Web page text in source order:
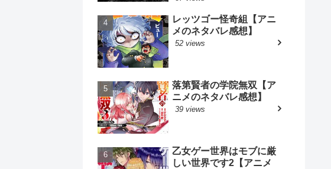
レッツゴー怪奇組【アニ
メのネタバレ感想】
52 views
落第賢者の学院無双【ア
ニメのネタバレ感想】
39 views
乙女ゲー世界はモブに厳
しい世界です2【アニメ